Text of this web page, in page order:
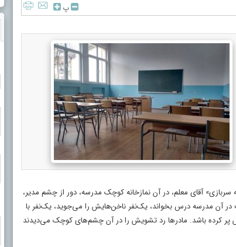
پ
آقای معلم، در آن نمازخانه کوچک مدرسه، دور از چشم مدیر،
آن مدرسه درس بخواند، یک‌نفر ناخن‌هایش را می‌جوید، یک‌نفر با
پر کرده باشد. مادرها رد تشویش را در آن چشم‌های کوچک می‌دیدند